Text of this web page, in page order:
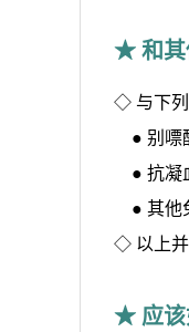
★ 和其
◇ 与下列
● 别嘌
● 抗凝
● 其他
◇ 以上并
★ 应该